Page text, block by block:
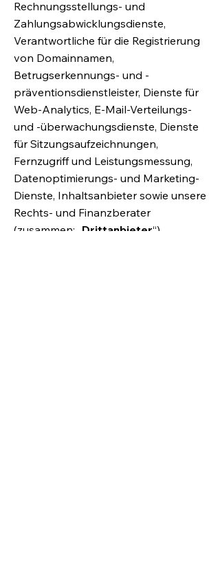
Rechnungsstellungs- und
Zahlungsabwicklungsdienste,
Verantwortliche für die Registrierung
von Domainnamen,
Betrugserkennungs- und -
präventionsdienstleister, Dienste für
Web-Analytics, E-Mail-Verteilungs-
und -überwachungsdienste, Dienste
für Sitzungsaufzeichnungen,
Fernzugriff und Leistungsmessung,
Datenoptimierungs- und Marketing-
Dienste, Inhaltsanbieter sowie unsere
Rechts- und Finanzberater
(zusammen: „ Drittanbieter“).